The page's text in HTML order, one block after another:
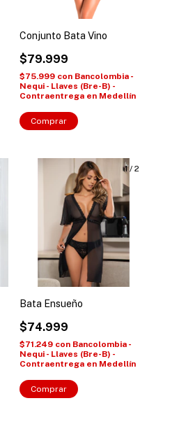
Conjunto Bata Vino
$79.999
$75.999 con Bancolombia -
Nequi - Llaves (Bre-B) -
Contraentrega en Medellín
Comprar
1/ 2
Bata Ensueño
$74.999
$71.249 con Bancolombia -
Nequi - Llaves (Bre-B) -
Contraentrega en Medellín
Comprar